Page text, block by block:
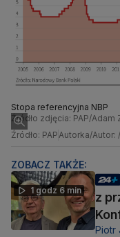
Stopa referencyjna NBP
Źródło zdjęcia: PAP/
Źródło: PAPAutorka/Autor:
ZOBACZ TAKŻE:
1 godz 6 min
z
Piotr